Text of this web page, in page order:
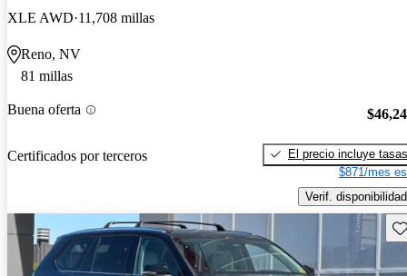
XLE AWD 11,708 millas
Reno, NV
81 millas
Buena oferta
Certificados por terceros
El precio incluye tasas
$871/mes
Verif. disponibilidad